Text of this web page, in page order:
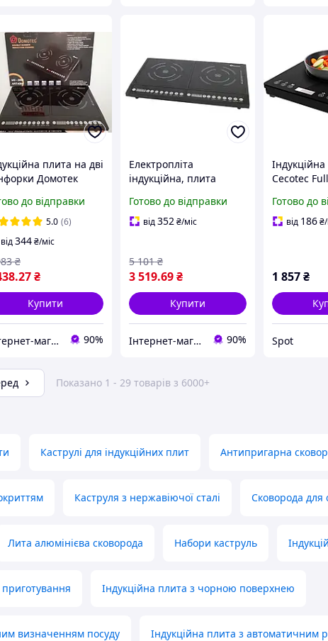
плита на дві
Домотек
до відправки
5.0 (6)
від344₴/міс
.27₴
₴
Купити
Інтернет-магазин "Grandmarket24" 90%
Електропліта
індукційна, плита
Сенсорна 2 конфорки,
склокераміка
Готово до відправки
від352₴/міс
3 519.69₴
5 101 ₴
Купити
Інтернет-магазин "Grandmarket24" 90%
Cecotec
1 конфорка
керування
Готово до
від 186 ₴/
1 857 ₴
Spot
Показано 1 - 29 товарів з 6000+
Каструлі для індукційних плит Антипригарна
Каструля з нержавіючої сталі Сковорода
Лита алюмінієва сковорода Набори каструль
Індукційна плита з чорною поверхнею
визначенням посуду Індукційна плита з автоматичним